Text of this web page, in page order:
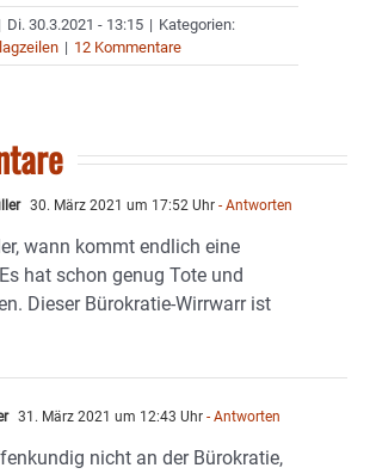
Di. 30.3.2021 - 13:15 | Kategorien:
| 12 Kommentare
30. März 2021 um 17:52 Uhr - Antworten
wann kommt endlich eine
hat schon genug Tote und
Dieser Bürokratie-Wirrwarr ist
31. März 2021 um 12:43 Uhr - Antworten
nicht an der Bürokratie,